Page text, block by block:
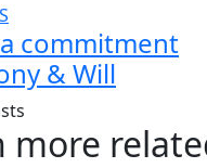
a commitment
& Will
more